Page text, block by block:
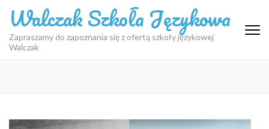
Skip
content
(Press
Walczak Szkoła Językowa
Zapraszamy do zapoznania się z ofertą szkoły językowej
Walczak